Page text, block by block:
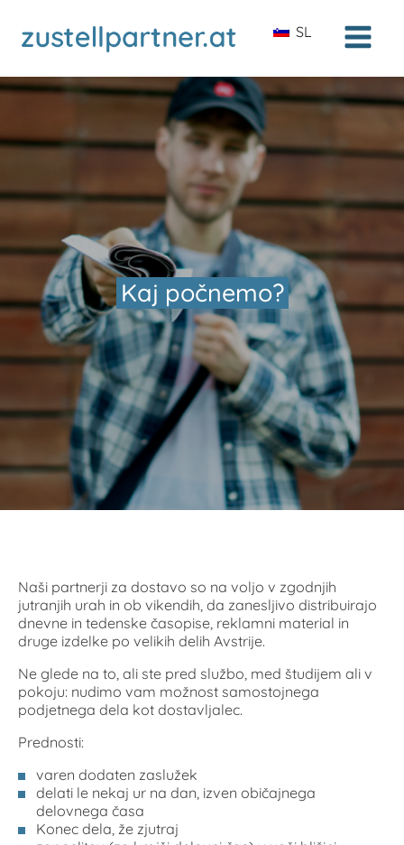
SL
Kaj počnemo?
Naši partnerji za dostavo so na voljo v zgodnjih
jutranjih urah in ob vikendih, da zanesljivo distribuirajo
dnevne in tedenske časopise, reklamni material in
druge izdelke po velikih delih Avstrije.
Ne glede na to, ali ste pred službo, med študijem ali v
pokoju: nudimo vam možnost samostojnega
podjetnega dela kot dostavljalec.
Prednosti:
varen dodaten zaslužek
delati le nekaj ur na dan, izven običajnega
delovnega časa
Konec dela, že zjutraj